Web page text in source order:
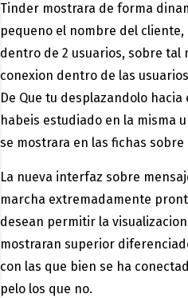
Tinder mostrara de forma
pequeno el nombre del
dentro de 2 usuarios, sobre tal
conexion dentro de las
De Que tu desplazandolo
habeis estudiado en la misma
se mostrara en las fichas sobre
La nueva interfaz sobre
marcha extremadamente
desean permitir la
mostraran superior
con las que bien se ha
pelo los que no.